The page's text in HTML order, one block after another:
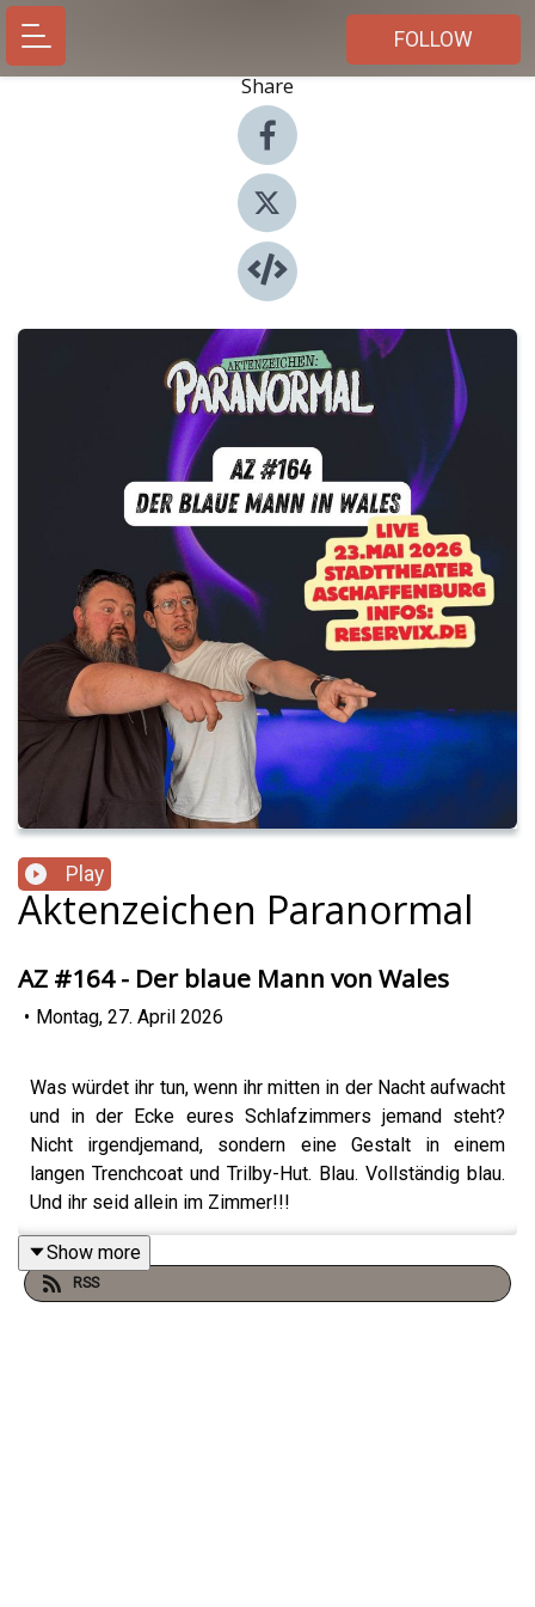
FOLLOW
Share
Play
Aktenzeichen Paranormal
AZ #164 - Der blaue Mann von Wales
• Montag, 27. April 2026
Was würdet ihr tun, wenn ihr mitten in der Nacht aufwacht
und in der Ecke eures Schlafzimmers jemand steht?
Nicht irgendjemand, sondern eine Gestalt in einem
langen Trenchcoat und Trilby-Hut. Blau. Vollständig blau.
Und ihr seid allein im Zimmer!!!
In dieser Episode nehmen wir euch mit nach Nordwales,
Show more
RSS